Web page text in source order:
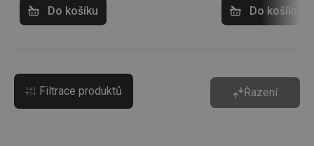
Do košíku Do košíku
Filtrace produktů Řazení